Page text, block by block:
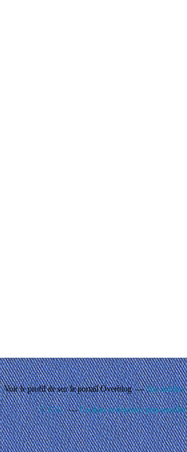
Voir le profil desur le portail Overblog Top articles
C.G.U. Cookies et données personnelles